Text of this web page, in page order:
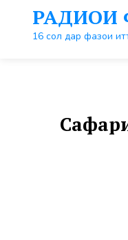
контенту
РАДИОИ
16 сол дар фазои